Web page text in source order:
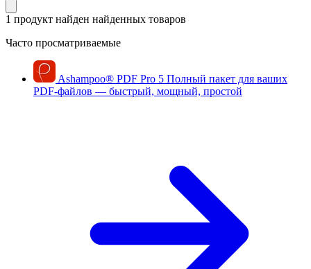
1 продукт найден найденных товаров
Часто просматриваемые
Ashampoo® PDF Pro 5 Полный пакет для ваших
PDF-файлов — быстрый, мощный, простой